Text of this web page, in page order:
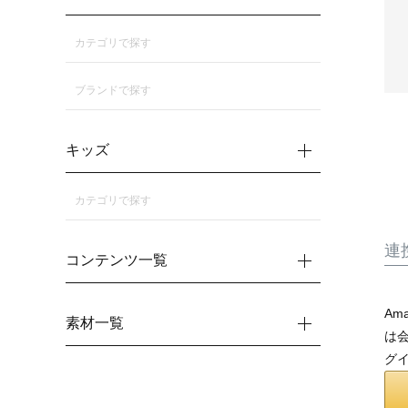
連
は
グ
カテゴリで探す
ブランドで探す
キッズ
カテゴリで探す
コンテンツ一覧
素材一覧